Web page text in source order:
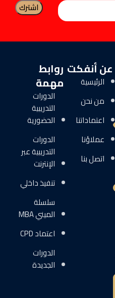
عن أنفكت
الرئيسية
من نحن
اعتماداتنا
عملاؤنا
اتصل بنا
روابط
مهمة
الدورات
التدريبية
الحضورية
الدورات
التدريبية عبر
الإنترنت
تنفيذ داخلي
سلسلة
الميني MBA
اعتماد CPD
الدورات
الجديدة